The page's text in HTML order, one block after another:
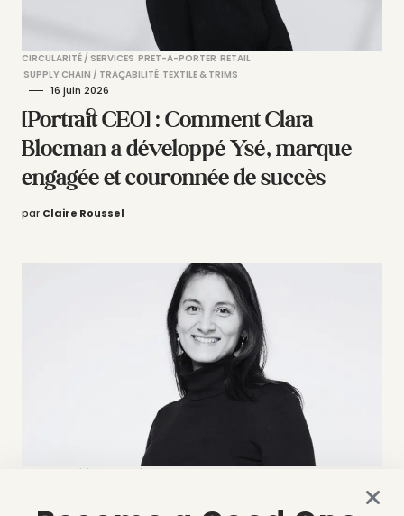
CIRCULARITÉ / SERVICES PRET-A-PORTER RETAIL
SUPPLY CHAIN / TRAÇABILITÉ TEXTILE & TRIMS
16 juin 2026
[Portrait CEO] : Comment Clara
Blocman a développé Ysé, marque
engagée et couronnée de succès
par Claire Roussel
[Portrait CEO] Marie Nguyen, We